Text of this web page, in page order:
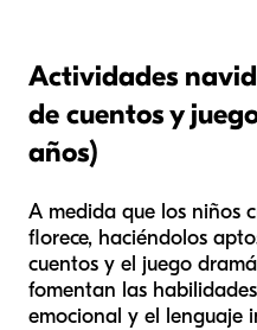
Actividades
de cuentos y
años)
A medida que los niños
florece, haciéndolos
cuentos y el juego
fomentan las
emocional y el lenguaje